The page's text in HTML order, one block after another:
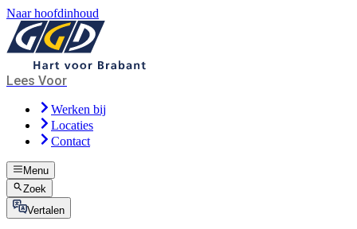
Naar hoofdinhoud
Lees Voor
Werken bij
Locaties
Contact
Menu
Zoek
Vertalen